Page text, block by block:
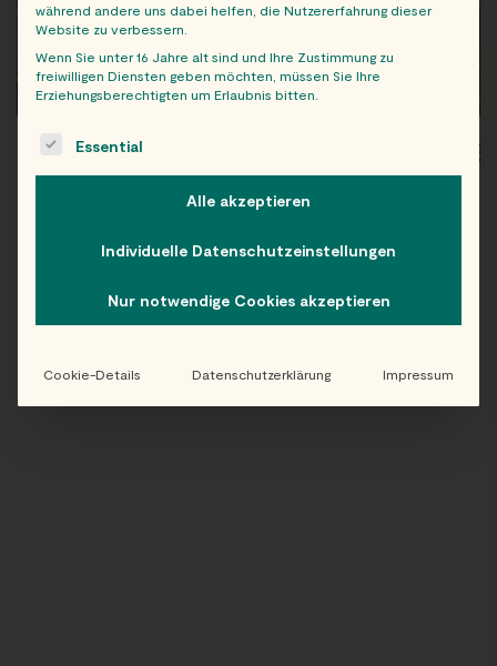
WIEN
Folge uns auf Instagram!
während andere uns dabei helfen, die Nutzererfahrung dieser
Website zu verbessern.
Wenn Sie unter 16 Jahre alt sind und Ihre Zustimmung zu
freiwilligen Diensten geben möchten, müssen Sie Ihre
Erziehungsberechtigten um Erlaubnis bitten.
The following is a list of service groups for which consent
Essential
Alle akzeptieren
Individuelle Datenschutzeinstellungen
Nur notwendige Cookies akzeptieren
Cookie-Details Datenschutzerklärung Impressum